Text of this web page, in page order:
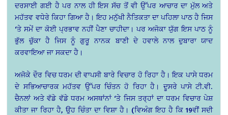
ਦਰਸਾਈ ਗਈ ਹੈ ਪਰ ਨਾਲ ਹੀ ਇਸ ਸੱਚ ਤੋਂ ਵੀ ਉੱਪਰ ਆਚਾਰ ਦਾ ਮੁੱਲ ਅਤੇ
ਮਹੱਤਵ ਵਧੇਰੇ ਕਿਹਾ ਗਿਆ ਹੈ। ਇਹ ਮਨੁੱਖੀ ਨੈਤਿਕਤਾ ਦਾ ਪਹਿਲਾ ਪਾਠ ਹੈ ਜਿਸ
‘ਤੇ ਸਮੇਂ ਦਾ ਕੋਈ ਪ੍ਰਭਾਵ ਨਹੀਂ ਪੈਣਾ ਚਾਹੀਦਾ। ਪਰ ਅਜੋਕਾ ਯੁੱਗ ਇਸ ਪਾਠ ਨੂੰ
ਭੁੱਲ ਚੁੱਕਾ ਹੈ ਜਿਸ ਨੂੰ ਗੁਰੂ ਨਾਨਕ ਬਾਣੀ ਦੇ ਹਵਾਲੇ ਨਾਲ ਦੁਬਾਰਾ ਯਾਦ
ਕਰਵਾਇਆ ਜਾ ਸਕਦਾ ਹੈ।
ਅਜੋਕੇ ਦੌਰ ਵਿਚ ਧਰਮ ਦੀ ਵਾਪਸੀ ਬਾਰੇ ਵਿਚਾਰ ਹੋ ਰਿਹਾ ਹੈ। ਇਕ ਪਾਸੇ ਧਰਮ
ਦੇ ਸਭਿਆਚਾਰਕ ਮਹੱਤਵ ਉੱਪਰ ਚਿੰਤਨ ਹੋ ਰਿਹਾ ਹੈ। ਦੂਸਰੇ ਪਾਸੇ ਟੀ.ਵੀ.
ਚੈਨਲਾਂ ਅਤੇ ਵੱਡੇ ਵੱਡੇ ਧਰਮ ਅਸਥਾਂਨਾਂ ‘ਤੇ ਜਿਸ ਤਰ੍ਹਾਂ ਦਾ ਧਰਮ ਵਿਚਾਰ ਪੇਸ਼
ਕੀਤਾ ਜਾ ਰਿਹਾ ਹੈ, ਉਹ ਚਿੰਤਾ ਦਾ ਵਿਸ਼ਾ ਹੈ। (ਵਿਅੰਗ ਇਹ ਹੈ ਕਿ 19ਵੀਂ ਸਦੀ